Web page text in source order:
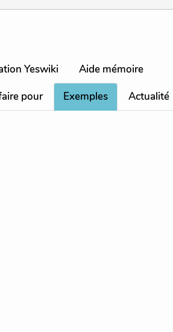
Yeswiki
Aide mémoire
pour
Exemples Actualité